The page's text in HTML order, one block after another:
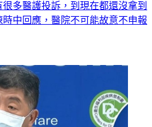
多醫護投訴，到現在都還沒拿到
中回應，醫院不可能故意不申報